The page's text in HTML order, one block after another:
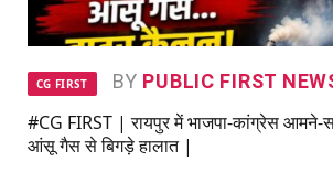
CG FIRST BY PUBLIC FIRST
#CG FIRST | रायपुर में भाजपा-कांग्रेस आमने-
आंसू गैस से बिगड़े हालात |